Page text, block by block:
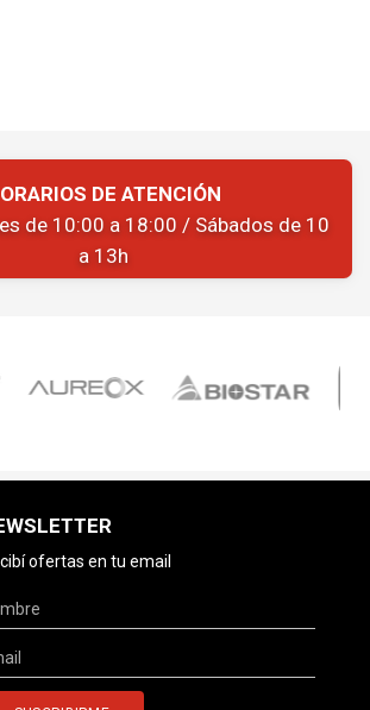
DE ATENCIÓN
de 10:00 a 18:00 / Sábados de 10
a 13h
ofertas en tu email